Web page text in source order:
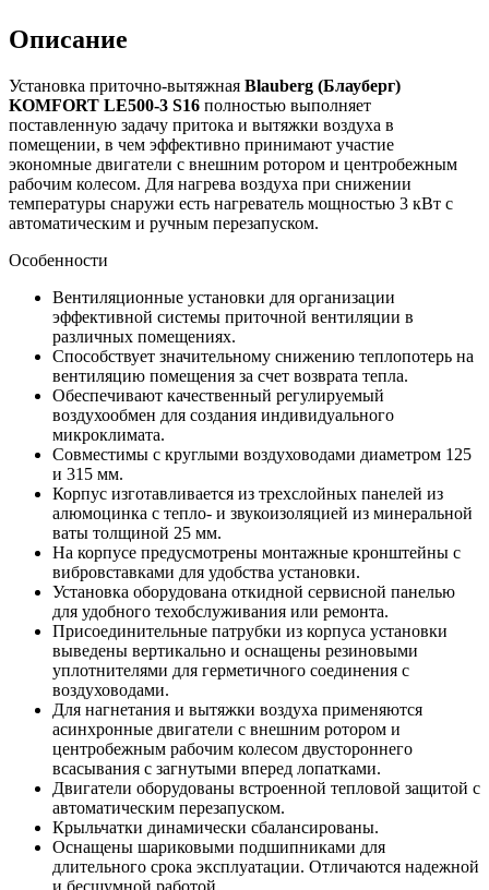
Описание
Установка приточно-вытяжная Blauberg (Блауберг)
KOMFORT LE500-3 S16 полностью выполняет
поставленную задачу притока и вытяжки воздуха в
помещении, в чем эффективно принимают участие
экономные двигатели с внешним ротором и центробежным
рабочим колесом. Для нагрева воздуха при снижении
температуры снаружи есть нагреватель мощностью 3 кВт с
автоматическим и ручным перезапуском.
Особенности
Вентиляционные установки для организации
эффективной системы приточной вентиляции в
различных помещениях.
Способствует значительному снижению теплопотерь на
вентиляцию помещения за счет возврата тепла.
Обеспечивают качественный регулируемый
воздухообмен для создания индивидуального
микроклимата.
Совместимы с круглыми воздуховодами диаметром 125
и 315 мм.
Корпус изготавливается из трехслойных панелей из
алюмоцинка с тепло- и звукоизоляцией из минеральной
ваты толщиной 25 мм.
На корпусе предусмотрены монтажные кронштейны с
вибровставками для удобства установки.
Установка оборудована откидной сервисной панелью
для удобного техобслуживания или ремонта.
Присоединительные патрубки из корпуса установки
выведены вертикально и оснащены резиновыми
уплотнителями для герметичного соединения с
воздуховодами.
Для нагнетания и вытяжки воздуха применяются
асинхронные двигатели с внешним ротором и
центробежным рабочим колесом двустороннего
всасывания с загнутыми вперед лопатками.
Двигатели оборудованы встроенной тепловой защитой с
автоматическим перезапуском.
Крыльчатки динамически сбалансированы.
Оснащены шариковыми подшипниками для
длительного срока эксплуатации. Отличаются надежной
и бесшумной работой.